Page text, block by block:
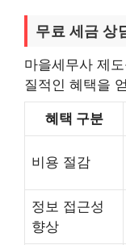
무료 세금 상
마을세무사 제
질적인 혜택을
혜택 구분
비용 절감
정보 접근성
향상